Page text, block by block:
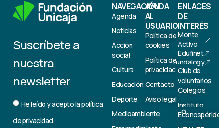
Suscríbete a
nuestra
newsletter
He leído y acepto lapolítica
de privacidad.
NAVEGACIÓN
Agenda
Noticias
Acción
social
Cultura
Educación
Deporte
Medioambiente
AYUDA
AL
USUARIO
Política de
cookies
Política de
privacidad
Contacto
Aviso legal
ENLACES
DE
INTERÉS
Monte
Activo
Edufinet
Fundalogy
Club de
voluntarios
Colegios
Instituto